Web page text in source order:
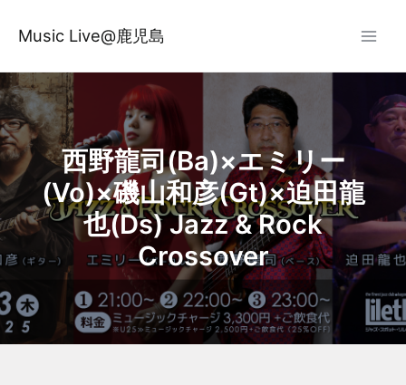
ス
キ
ッ
プ
Music Live@鹿児島
西野龍司(Ba)×エミリー
(Vo)×磯山和彦(Gt)×迫田龍
也(Ds) Jazz & Rock
Crossover